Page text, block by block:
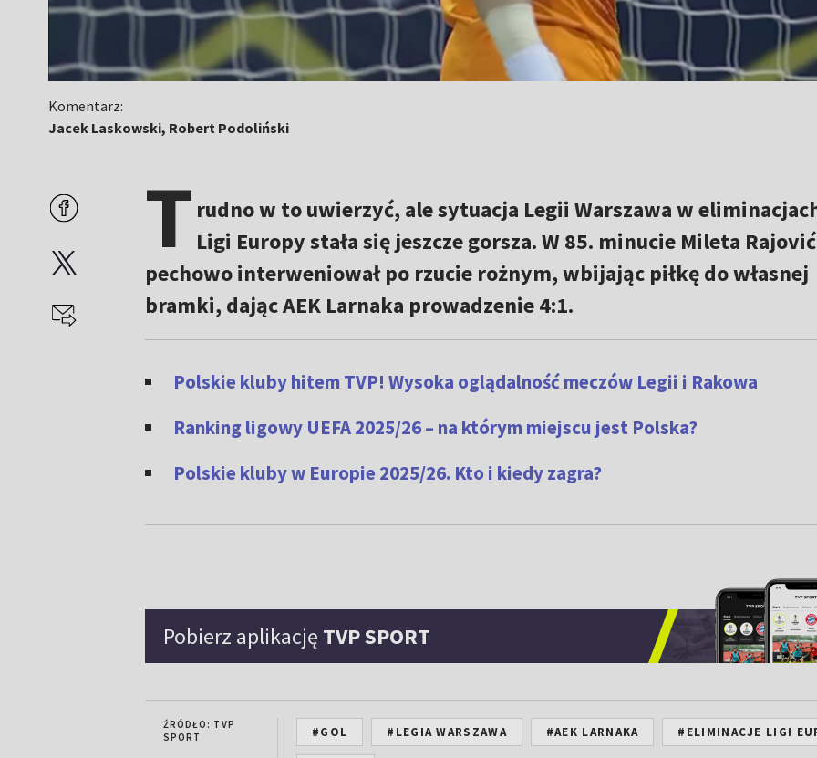
Komentarz:
Jacek Laskowski, Robert Podoliński
T rudno w to uwierzyć, ale sytuacja Legii Warszawa w
Ligi Europy stała się jeszcze gorsza. W 85. minucie Mileta Rajović
pechowo interweniował po rzucie rożnym, wbijając piłkę do własnej
bramki, dając AEK Larnaka prowadzenie 4:1.
Polskie kluby hitem TVP! Wysoka oglądalność meczów Legii i Rakowa
Ranking ligowy UEFA 2025/26 – na którym miejscu jest Polska?
Polskie kluby w Europie 2025/26. Kto i kiedy zagra?
Pobierz aplikację TVP SPORT
ŹRÓDŁO: TVP
SPORT
#GOL #LEGIA WARSZAWA #AEK LARNAKA #ELIMINACJE LIGI